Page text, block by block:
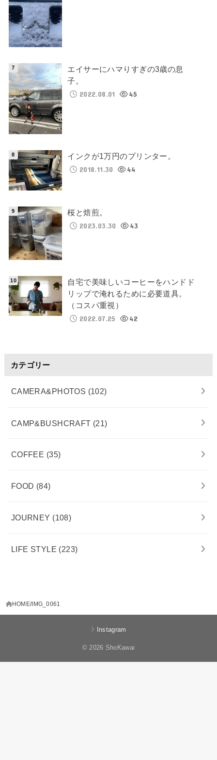
エイサーにハマりすぎの3歳の息
子。
2022.08.01
45
インクが1万円のプリンター。
2018.11.30
44
桜と焙煎。
2023.03.30
43
自宅で美味しいコーヒーをハンドド
リップで淹れるために必要道具。
（コスパ重視）
2022.07.25
42
カテゴリー
CAMERA&PHOTOS (102)
CAMP&BUSHCRAFT (21)
COFFEE (35)
FOOD (84)
JOURNEY (108)
LIFE STYLE (223)
HOME IMG_0061
Instagram
© 2026 ShoKawai